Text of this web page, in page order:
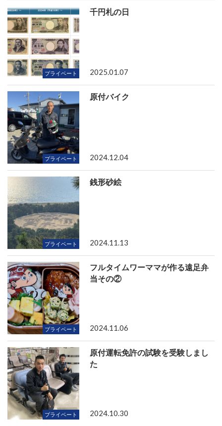
プライベート
千円札の日
2025.01.07
プライベート
原付バイク
2024.12.04
プライベート
銭形砂絵
2024.11.13
プライベート
フルタイムワーママが作る遠足弁
当その②
2024.11.06
プライベート
原付運転免許の試験を受験しまし
た
2024.10.30